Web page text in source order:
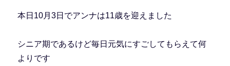
本日10月3日でアンナは11歳を迎えました
シニア期であるけど毎日元気にすごしてもらえて何
よりです